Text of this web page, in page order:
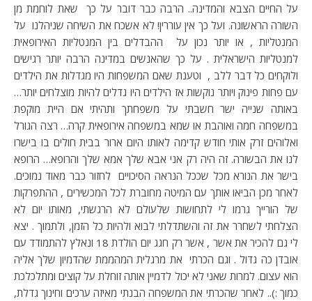
על החיים הצבא והמדינה.. הרבה כבר דובר על כך שאת לוחמת מן
השורה הראשונה. ועל כך אין עוררין! לא אשכח את השיחה שניהלנו על
המנטליות , או יותר נכון על ההבדלים בין המנטליות האירופאית
למנטליות הישראלית . על כך שהאנשים במדינה הרבה יותר רגישים
ולוקחים כל דבר ללב , וטענת שאם המשפחות היו מגדלות את הילדים
עם פחות פינוק ויותר נוקשות אז הילדים היו גדלים להיות מוצלחים יותר…
באותה שנייה ישר חשבתי על משפחתך ותהיתי אם היית מוקפת
במשפחה חמה ואוהבת או שמא במשפחה אירופאית קרה… רצה הגורל
ואלוהים זרק אותי חודש קדימה לאותו היום ארור בבית חולים בו בישרו
לנו את הבשורה. זה היה רק אני אבא שלך אמא שלך והרופא… הרופא
בישר את הנורא מכל שככל הנראה הסיכויים לחזור כבר מאוד נמוכים.
לאחר מכן הביאו אותך עם המיטה מחוברת לכל המכשירים , ההתפרקות
של הורייך גרמו לי לתחושות שלעולם לא הרגשתי, מאותו יום לא
הצלחתי לשחרר את זה והשתדלתי לבוא ולהיות כל הזמן, ולתמוך . יצא
לי גם להכיר את אשר , אשר רק חגג יום הולדת 18 ונאלץ להתמודד עם
אובדן כה גדול . וגם הכרתי את מרגלית המהממת שהדמיון שלך אליה
הוא עצום. למרות שאני לא יכול לדמיין אותה זוחלת על קוצים ומתלכלכת
כמוך :).. לאחר שהכרתי את המשפחה הבנתי מאיזה ערכים וחינוך גדלת,